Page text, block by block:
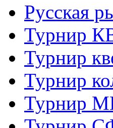
Русская
Турнир
Турнир
Турнир
Турнир